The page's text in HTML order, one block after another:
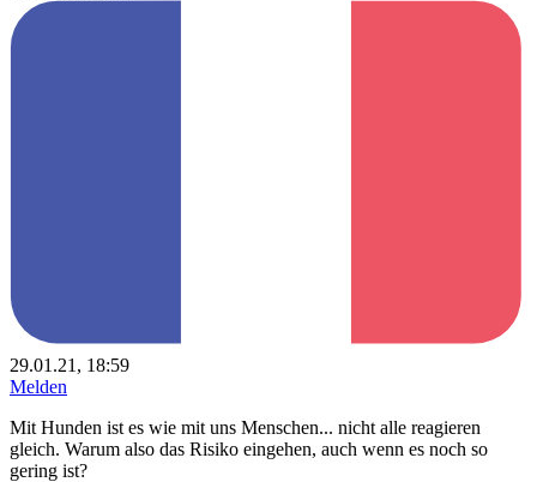
29.01.21, 18:59
Melden
Mit Hunden ist es wie mit uns Menschen... nicht alle reagieren
gleich. Warum also das Risiko eingehen, auch wenn es noch so
gering ist?